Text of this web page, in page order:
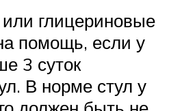
глицериновые
помощь, если у
3 суток
В норме стул у